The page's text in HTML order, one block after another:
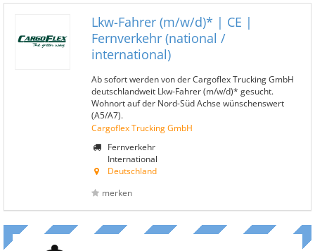
Lkw-Fahrer (m/w/d)* | CE |
Fernverkehr (national /
international)
Ab sofort werden von der Cargoflex Trucking GmbH
deutschlandweit Lkw-Fahrer (m/w/d)* gesucht.
Wohnort auf der Nord-Süd Achse wünschenswert
(A5/A7).
Cargoflex Trucking GmbH
Fernverkehr
International
Deutschland
merken